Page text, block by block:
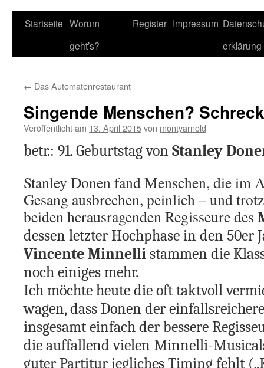
Startseite Worum
geht’s?
Register Impressum
erklärung
← Das Automatenrestaurant
Singende Menschen?
Veröffentlicht am 13. April 2015von montyarnold
betr.: 91. Geburtstag von Stanley
Stanley Donen fand Menschen, die im
Gesang ausbrechen, peinlich – und
beiden herausragenden Regisseure des
dessen letzter Hochphase in den 50er
Vincente Minnelli stammen die
noch einiges mehr.
Ich möchte heute die oft taktvoll
wagen, dass Donen der
insgesamt einfach der bessere
die auffallend vielen Minnelli-
guter Partitur jegliches Timing fehlt